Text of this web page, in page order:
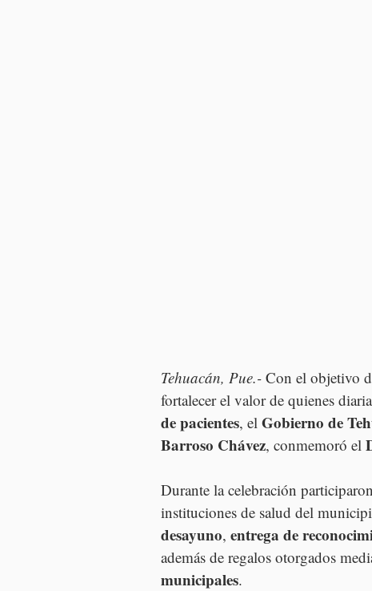
Tehuacán, Pue.- Con el objetivo
fortalecer el valor de quienes
de pacientes, el Gobierno de
Barroso Chávez, conmemoró el
Durante la celebración participaron
instituciones de salud del
desayuno, entrega de
además de regalos otorgados
municipales.